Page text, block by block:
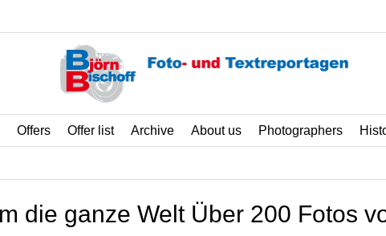
Offers Offer list Archive About us Photographers
die ganze Welt Über 200 Fotos